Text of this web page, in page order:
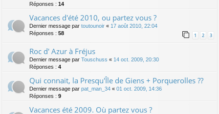
Réponses : 14
Vacances d'été 2010, ou partez vous ?
Dernier message par toutounoir « 17 août 2010, 22:04
Réponses : 58 1 2 3
Roc d' Azur à Fréjus
Dernier message par Touschuss « 14 oct. 2009, 20:30
Réponses : 4
Qui connait, la Presqu'Île de Giens + Porquerolles ??
Dernier message par pat_man_34 « 01 oct. 2009, 14:36
Réponses : 9
Vacances été 2009. Où partez vous ?